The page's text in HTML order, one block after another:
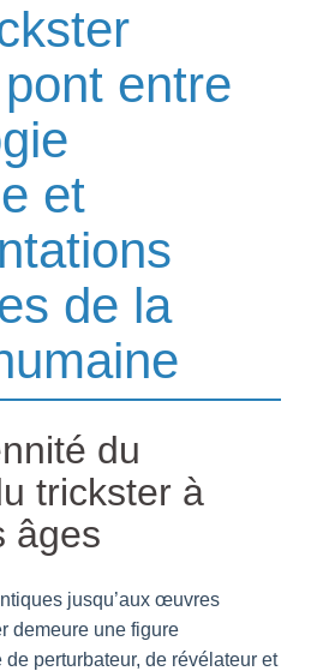
entre
et
de la
du
trickster à
âges
jusqu’aux œuvres
demeure une figure
perturbateur, de révélateur et